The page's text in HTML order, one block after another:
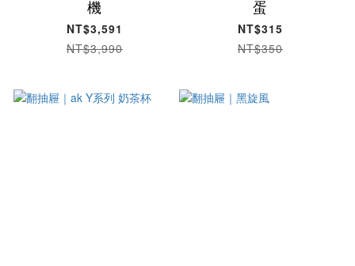
機
NT$3,591
NT$3,990
蛋
NT$315
NT$350